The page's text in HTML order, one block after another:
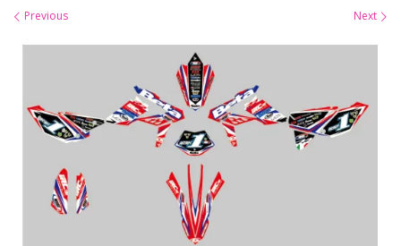
Images navigation
Previous Next